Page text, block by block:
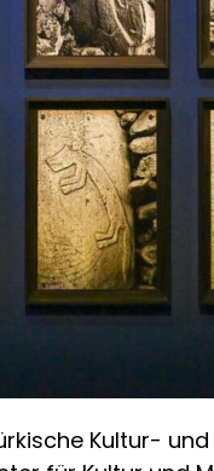
Kultur-